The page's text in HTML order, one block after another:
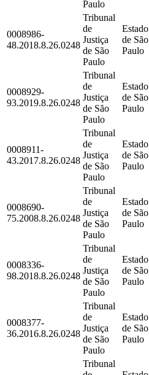
Paulo
0008986-
48.2018.8.26.0248
Tribunal
de
Justiça
de São
Paulo
Estado
de São
Paulo
0008929-
93.2019.8.26.0248
Tribunal
de
Justiça
de São
Paulo
Estado
de São
Paulo
0008911-
43.2017.8.26.0248
Tribunal
de
Justiça
de São
Paulo
Estado
de São
Paulo
0008690-
75.2008.8.26.0248
Tribunal
de
Justiça
de São
Paulo
Estado
de São
Paulo
0008336-
98.2018.8.26.0248
Tribunal
de
Justiça
de São
Paulo
Estado
de São
Paulo
0008377-
36.2016.8.26.0248
Tribunal
de
Justiça
de São
Paulo
Estado
de São
Paulo
Tribunal